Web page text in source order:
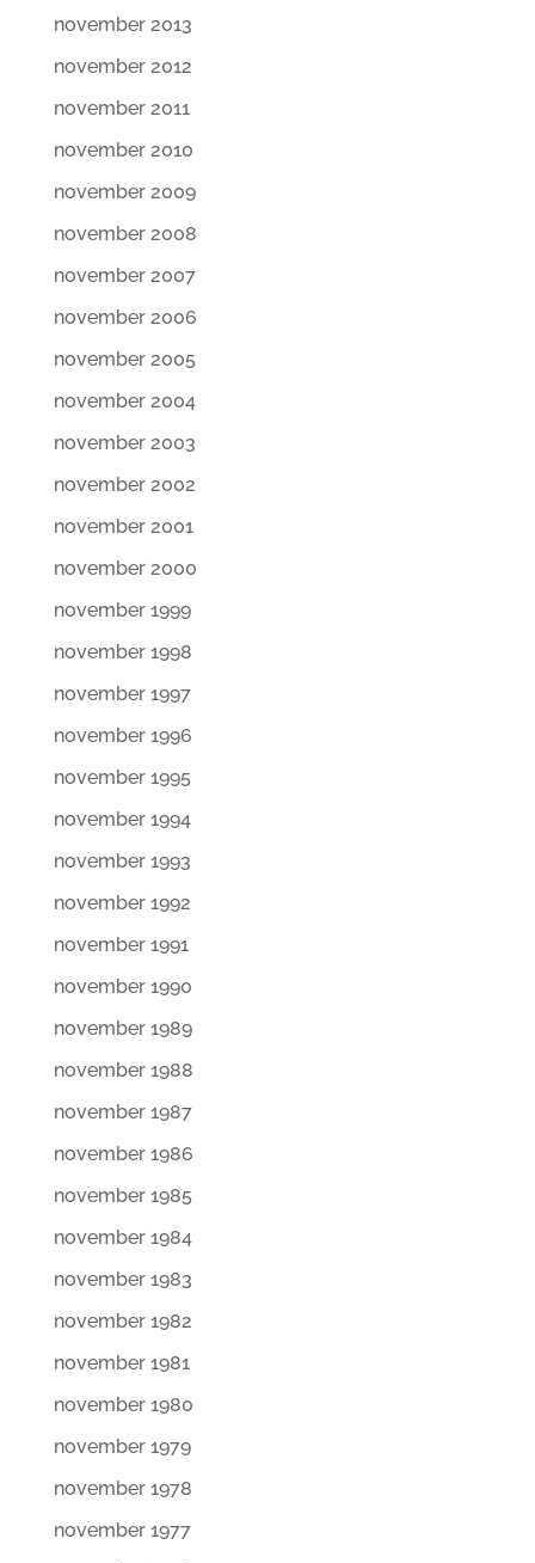
november 2013
november 2012
november 2011
november 2010
november 2009
november 2008
november 2007
november 2006
november 2005
november 2004
november 2003
november 2002
november 2001
november 2000
november 1999
november 1998
november 1997
november 1996
november 1995
november 1994
november 1993
november 1992
november 1991
november 1990
november 1989
november 1988
november 1987
november 1986
november 1985
november 1984
november 1983
november 1982
november 1981
november 1980
november 1979
november 1978
november 1977